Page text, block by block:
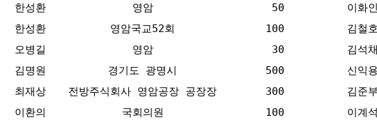
한성환
영암 50 이화인
한성환
영암국교52회 100 김철호
오병길
영암 30 김석채
김명원
경기도 광명시 500 신익용
최재상
전방주식회사 영암공장 공장장 300 김준부
이환의
국회의원 100 이계석